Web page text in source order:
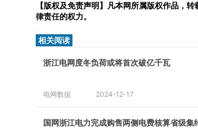
【版权及免责声明】凡本网所属版权作品，
律责任的权力。
相关阅读
浙江电网度冬负荷或将首次破亿千瓦
电网数据 2024-12-17
国网浙江电力完成购售两侧电费核算省级集